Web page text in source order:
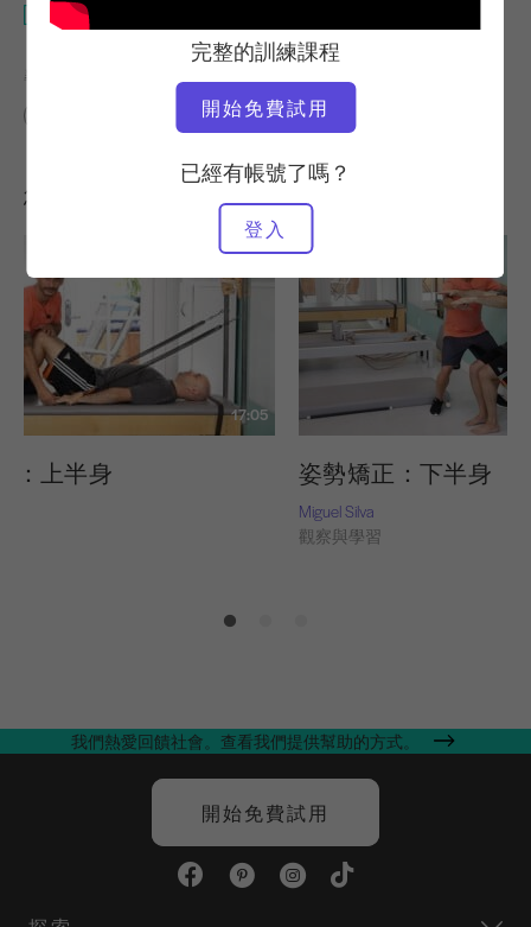
完整的訓練課程
開始免費試用
已經有帳號了嗎？
登入
Wunda 椅子
尋找類似的課程
Wunda 椅子
您可能也會喜歡的其他訓練課程
17:05
：上半身 姿勢矯正：下半身
Miguel Silva
觀察與學習
我們熱愛回饋社會。查看我們提供幫助的方式。
開始免費試用